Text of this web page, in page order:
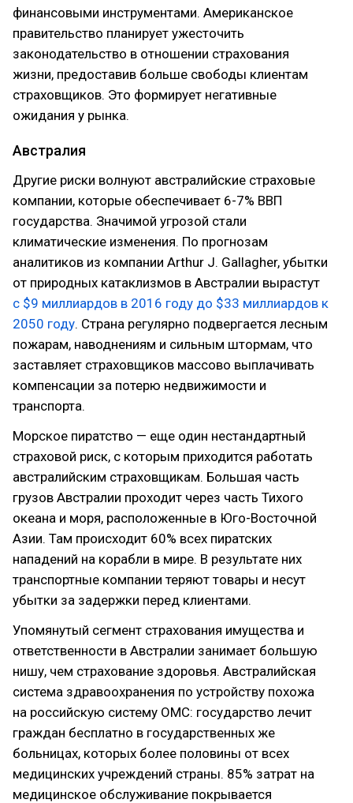
финансовыми инструментами. Американское
правительство планирует ужесточить
законодательство в отношении страхования
жизни, предоставив больше свободы клиентам
страховщиков. Это формирует негативные
ожидания у рынка.
Австралия
Другие риски волнуют австралийские страховые
компании, которые обеспечивает 6-7% ВВП
государства. Значимой угрозой стали
климатические изменения. По прогнозам
аналитиков из компании Arthur J. Gallagher, убытки
от природных катаклизмов в Австралии вырастут
с $9 миллиардов в 2016 году до $33 миллиардов к
2050 году. Страна регулярно подвергается лесным
пожарам, наводнениям и сильным штормам, что
заставляет страховщиков массово выплачивать
компенсации за потерю недвижимости и
транспорта.
Морское пиратство — еще один нестандартный
страховой риск, с которым приходится работать
австралийским страховщикам. Большая часть
грузов Австралии проходит через часть Тихого
океана и моря, расположенные в Юго-Восточной
Азии. Там происходит 60% всех пиратских
нападений на корабли в мире. В результате них
транспортные компании теряют товары и несут
убытки за задержки перед клиентами.
Упомянутый сегмент страхования имущества и
ответственности в Австралии занимает большую
нишу, чем страхование здоровья. Австралийская
система здравоохранения по устройству похожа
на российскую систему ОМС: государство лечит
граждан бесплатно в государственных же
больницах, которых более половины от всех
медицинских учреждений страны. 85% затрат на
медицинское обслуживание покрывается